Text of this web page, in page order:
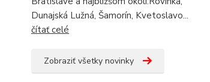
Dunajská Lužná, Šamorín, Kvetoslavo...
čítať celé
Zobraziť všetky novinky